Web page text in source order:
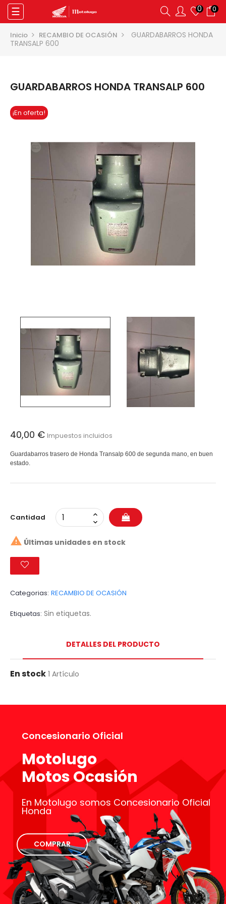
Navegación
de
palanca
☰ 0 0
Inicio RECAMBIO DE OCASIÓN
GUARDABARROS HONDA
TRANSALP 600
GUARDABARROS HONDA TRANSALP 600
¡En oferta!
40,00 € Impuestos incluidos
Guardabarros trasero de Honda Transalp 600 de segunda mano, en buen
estado.
Cantidad
 Últimas unidades en stock
Categorias: RECAMBIO DE OCASIÓN
Etiquetas Sin etiquetas.
DETALLES DEL PRODUCTO
En stock 1 Artículo
Concesionario Oficial
Motolugo
Motos Ocasión
En Motolugo somos Concesionario Oficial
Honda
COMPRAR